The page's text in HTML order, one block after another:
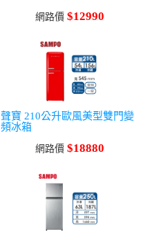
網路價 $12990
聲寶 210公升歐風美型雙門變
頻冰箱
網路價 $18880